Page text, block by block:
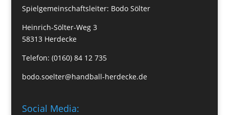
Spielgemeinschaftsleiter: Bodo Sölter
Heinrich-Sölter-Weg 3
58313 Herdecke
Telefon: (0160) 84 12 735
bodo.soelter@handball-herdecke.de
Social Media: